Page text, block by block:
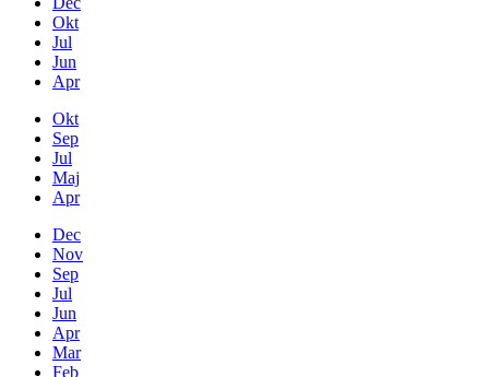
Okt
Jul
Jun
Apr
Okt
Sep
Jul
Maj
Apr
Dec
Nov
Sep
Jul
Jun
Apr
Mar
Feb